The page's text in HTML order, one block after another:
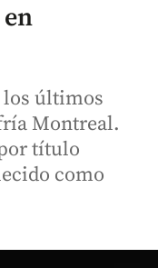
los últimos
Montreal.
título
como